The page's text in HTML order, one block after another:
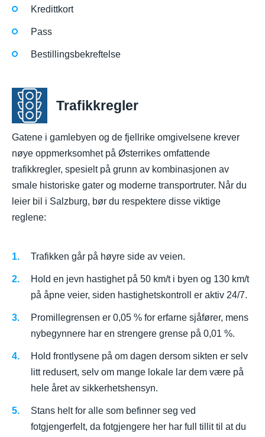
Kredittkort
Pass
Bestillingsbekreftelse
Trafikkregler
Gatene i gamlebyen og de fjellrike omgivelsene krever
nøye oppmerksomhet på Østerrikes omfattende
trafikkregler, spesielt på grunn av kombinasjonen av
smale historiske gater og moderne transportruter. Når du
leier bil i Salzburg, bør du respektere disse viktige
reglene:
Trafikken går på høyre side av veien.
Hold en jevn hastighet på 50 km/t i byen og 130 km/t
på åpne veier, siden hastighetskontroll er aktiv 24/7.
Promillegrensen er 0,05 % for erfarne sjåfører, mens
nybegynnere har en strengere grense på 0,01 %.
Hold frontlysene på om dagen dersom sikten er selv
litt redusert, selv om mange lokale lar dem være på
hele året av sikkerhetshensyn.
Stans helt for alle som befinner seg ved
fotgjengerfelt, da fotgjengere her har full tillit til at du